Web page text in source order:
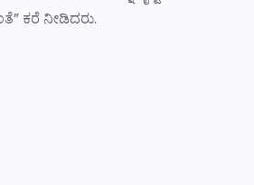
ಕರೆ ನೀಡಿದರು.